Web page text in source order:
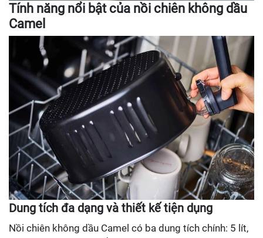
Tính năng nổi bật của nồi chiên không dầu
Camel
Dung tích đa dạng và thiết kế tiện dụng
Nồi chiên không dầu Camel có ba dung tích chính: 5 lít,